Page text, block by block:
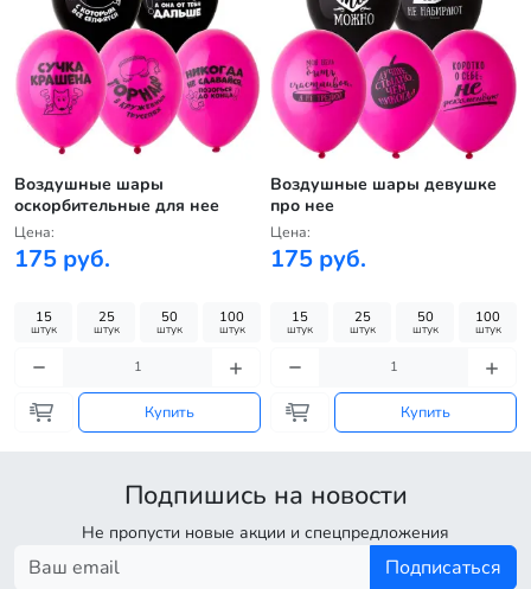
Воздушные шары
оскорбительные для нее
Цена:
175 руб.
15
штук
25
штук
50
штук
100
штук
Купить
Воздушные шары девушке
про нее
Цена:
175 руб.
15
штук
25
штук
50
штук
100
штук
Купить
Подпишись на новости
Не пропусти новые акции и спецпредложения
Подписаться